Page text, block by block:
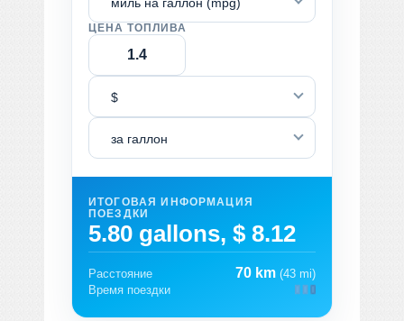
ЦЕНА ТОПЛИВА
$
за галлон
ИТОГОВАЯ ИНФОРМАЦИЯ
ПОЕЗДКИ
5.80 gallons, $ 8.12
Расстояние 70 km (43 mi)
Время поездки